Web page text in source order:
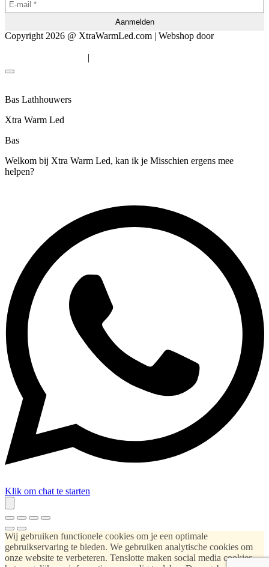
Copyright 2026 @ XtraWarmLed.com | Webshop door
|
Bas Lathhouwers
Xtra Warm Led
Bas
Welkom bij Xtra Warm Led, kan ik je Misschien ergens mee
helpen?
Klik om chat te starten
Wij gebruiken functionele cookies om je een optimale
gebruikservaring te bieden. We gebruiken analytische cookies om
onze website te verbeteren. Tenslotte maken social media cookies